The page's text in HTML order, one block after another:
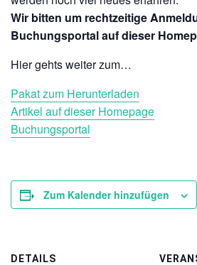
Wir bitten um rechtzeitige
Buchungsportal auf dieser
Hier gehts weiter zum…
Pakat zum Herunterladen
Artikel auf dieser Homepage
Buchungsportal
Zum Kalender hinzufügen
DETAILS